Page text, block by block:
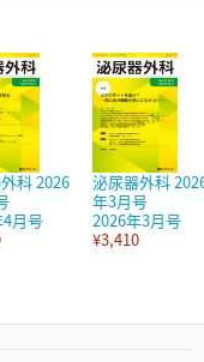
科 2026
月号
泌尿器外科
年3月号
2026年3月号
¥3,410